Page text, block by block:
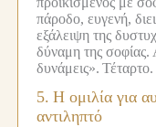
πάροδο, ευγενή,
εξάλειψη της
δύναμη της σοφίας.
δυνάμεις». Τέταρτο.
5. Η ομιλία για
αντιληπτό